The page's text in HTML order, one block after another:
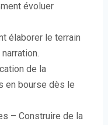
évoluer
élaborer le terrain
de la
en bourse dès le
– Construire de la